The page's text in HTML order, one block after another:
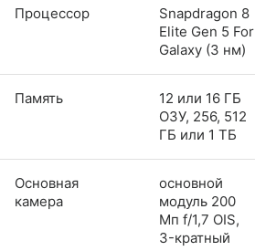
Процессор
Snapdragon 8
Elite Gen 5 For
Galaxy (3 нм)
Память
12 или 16 ГБ
ОЗУ, 256, 512
ГБ или 1 ТБ
Основная
камера
основной
модуль 200
Мп f/1,7 OIS,
3-кратный